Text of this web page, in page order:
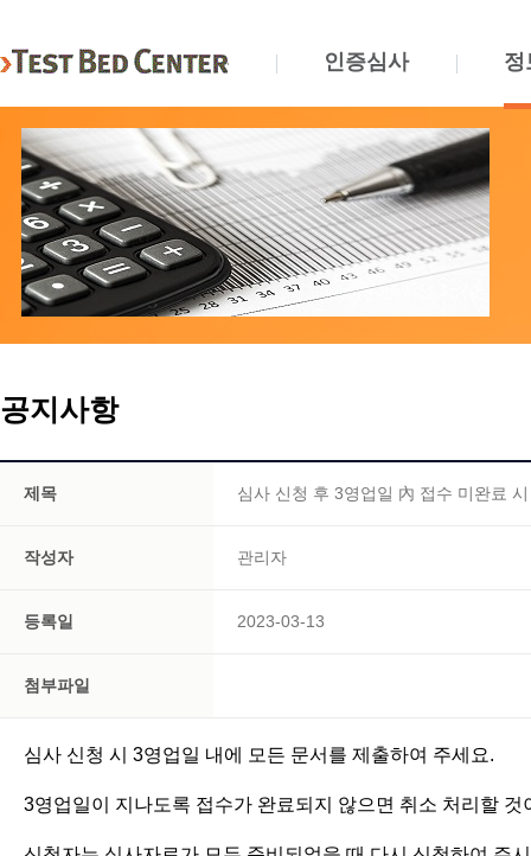
인증심사 정
공지사항
제목 심사 신청 후 3영업일 內 접수 미완료
작성자 관리자
등록일 2023-03-13
첨부파일
심사 신청 시 3영업일 내에 모든 문서를 제출하여 주세요.
3영업일이 지나도록 접수가 완료되지 않으면 취소 처리할 것